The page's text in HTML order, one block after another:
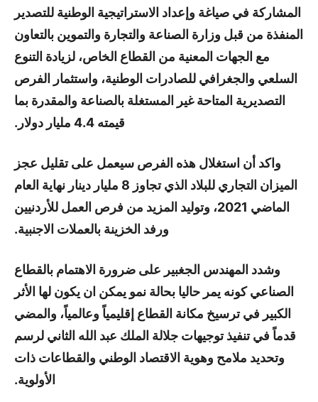
المشاركة في صياغة وإعداد الاستراتيجية الوطنية للتصدير
المنفذة من قبل وزارة الصناعة والتجارة والتموين بالتعاون
مع الجهات المعنية من القطاع الخاص، لزيادة التنوع
السلعي والجغرافي للصادرات الوطنية، واستثمار الفرص
التصديرية المتاحة غير المستغلة بالصناعة والمقدرة بما
قيمته 4.4 مليار دولار.
واكد أن استغلال هذه الفرص سيعمل على تقليل عجز
الميزان التجاري للبلاد الذي تجاوز 8 مليار دينار نهاية العام
الماضي 2021، وتوليد المزيد من فرص العمل للأردنيين
ورفد الخزينة بالعملات الاجنبية.
وشدد المهندس الجغبير على ضرورة الاهتمام بالقطاع
الصناعي كونه يمر حاليا بحالة نمو يمكن ان يكون لها الأثر
الكبير في ترسيخ مكانة القطاع إقليمياً وعالمياً، والمضي
قدماً في تنفيذ توجيهات جلالة الملك عبد الله الثاني لرسم
وتحديد ملامح وهوية الاقتصاد الوطني والقطاعات ذات
الأولوية.